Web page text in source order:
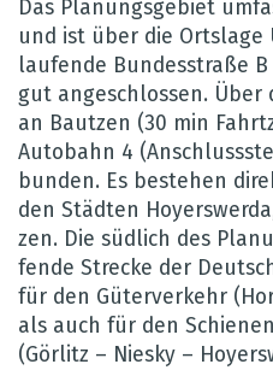
Das Pla­nungs­ge­biet
und ist über die
lau­fende Bun­des­straße
gut ange­schlos­sen. Über
an Baut­zen (30 min
Auto­bahn 4
bun­den. Es bestehen
den Städ­ten
zen. Die süd­lich des
fende Stre­cke der
für den Güter­ver­kehr
als auch für den
(Gör­litz – Niesky –